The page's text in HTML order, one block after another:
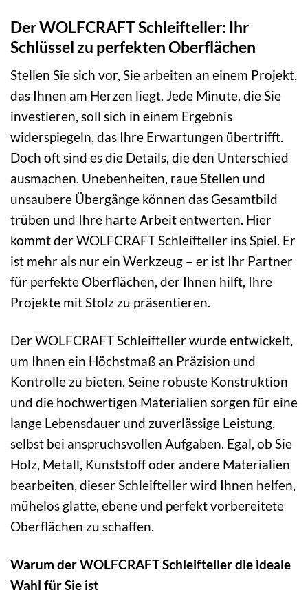
Der WOLFCRAFT Schleifteller: Ihr
Schlüssel zu perfekten Oberflächen
Stellen Sie sich vor, Sie arbeiten an einem Projekt,
das Ihnen am Herzen liegt. Jede Minute, die Sie
investieren, soll sich in einem Ergebnis
widerspiegeln, das Ihre Erwartungen übertrifft.
Doch oft sind es die Details, die den Unterschied
ausmachen. Unebenheiten, raue Stellen und
unsaubere Übergänge können das Gesamtbild
trüben und Ihre harte Arbeit entwerten. Hier
kommt der WOLFCRAFT Schleifteller ins Spiel. Er
ist mehr als nur ein Werkzeug – er ist Ihr Partner
für perfekte Oberflächen, der Ihnen hilft, Ihre
Projekte mit Stolz zu präsentieren.
Der WOLFCRAFT Schleifteller wurde entwickelt,
um Ihnen ein Höchstmaß an Präzision und
Kontrolle zu bieten. Seine robuste Konstruktion
und die hochwertigen Materialien sorgen für eine
lange Lebensdauer und zuverlässige Leistung,
selbst bei anspruchsvollen Aufgaben. Egal, ob Sie
Holz, Metall, Kunststoff oder andere Materialien
bearbeiten, dieser Schleifteller wird Ihnen helfen,
mühelos glatte, ebene und perfekt vorbereitete
Oberflächen zu schaffen.
Warum der WOLFCRAFT Schleifteller die ideale
Wahl für Sie ist